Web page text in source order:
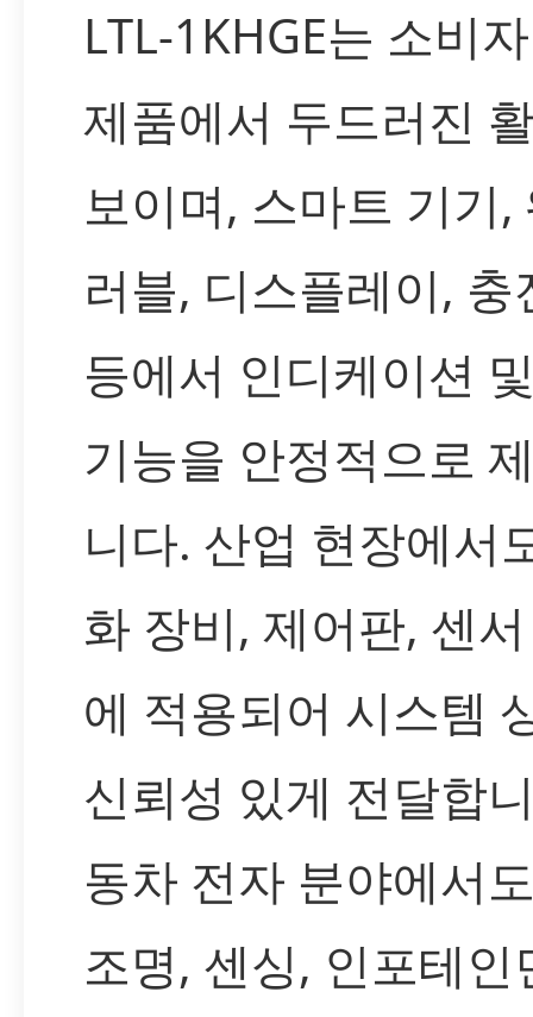
LTL-1KHGE는 소비
제품에서 두드러진
보이며, 스마트 기기,
러블, 디스플레이, 충
등에서 인디케이션
기능을 안정적으로
니다. 산업 현장에서
화 장비, 제어판, 센
에 적용되어 시스템
신뢰성 있게 전달합
동차 전자 분야에서
조명, 센싱, 인포테인